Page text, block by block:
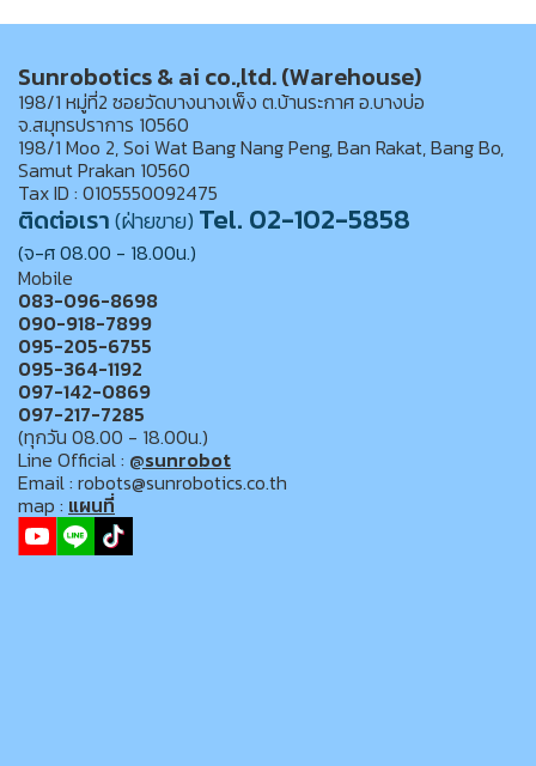
Sunrobotics & ai co.,ltd. (Warehouse)
198/1 หมู่ที่2 ซอยวัดบางนางเพ็ง ต.บ้านระกาศ อ.บางบ่อ
จ.สมุทรปราการ 10560
198/1 Moo 2, Soi Wat Bang Nang Peng, Ban Rakat, Bang Bo,
Samut Prakan 10560
Tax ID : 0105550092475
ติดต่อเรา(ฝ่ายขาย) Tel. 02-102-5858
(จ-ศ 08.00 - 18.00น.)
Mobile
083-096-8698
090-918-7899
095-205-6755
095-364-1192
097-142-0869
097-217-7285
(ทุกวัน 08.00 - 18.00น.)
Line Official : @sunrobot
Email : robots@sunrobotics.co.th
map : แผนที่